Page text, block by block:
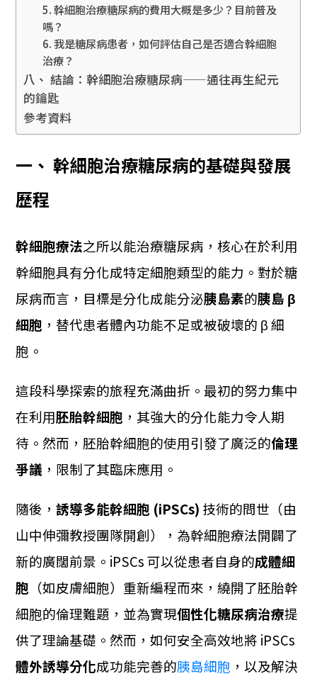
5. 幹細胞治療糖尿病的費用大概是多少？目前普及
嗎？
6. 我是糖尿病患者，如何評估自己是否適合幹細胞
治療？
八、 結論：幹細胞治療糖尿病——通往再生紀元
的鑰匙
參考資料
一、 幹細胞治療糖尿病的基礎與發展
歷程
幹細胞療法之所以能治療糖尿病，核心在於利用
幹細胞具有分化成特定細胞類型的能力。對於糖
尿病而言，目標是分化成能分泌胰島素的胰島 β
細胞 ，替代患者體內功能不足或被破壞的 β 細
胞。
這段科學探索的旅程充滿曲折。最初的努力集中
在利用胚胎幹細胞 ，其強大的分化能力令人期
待。然而，胚胎幹細胞的使用引發了廣泛的倫理
爭議 ，限制了其臨床應用。
隨後，誘導多能幹細胞 (iPSCs) 技術的問世（由
山中伸彌教授團隊開創），為幹細胞療法開闢了
新的廣闊前景。iPSCs 可以從患者自身的成體細
胞 （如皮膚細胞）重新編程而來，繞開了胚胎幹
細胞的倫理難題，並為實現個性化糖尿病治療提
供了理論基礎。然而，如何安全高效地將 iPSCs
體外誘導分化成功能完善的胰島細胞 ，以及解決